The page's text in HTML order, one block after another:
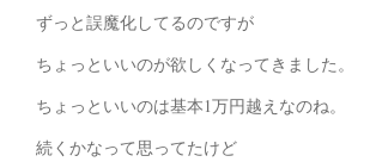
ずっと誤魔化してるのですが
ちょっといいのが欲しくなってきました。
ちょっといいのは基本1万円越えなのね。
続くかなって思ってたけど